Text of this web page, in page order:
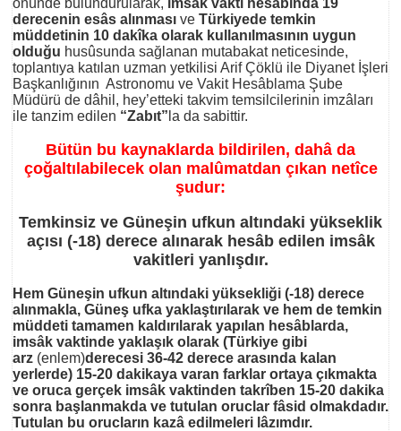
önünde bulundurularak, imsâk vakti hesâbında 19
derecenin esâs alınması ve Türkiyede temkin
müddetinin 10 dakîka olarak kullanılmasının uygun
olduğu husûsunda sağlanan mutabakat neticesinde,
toplantıya katılan uzman yetkilisi Arif Çöklü ile Diyanet İşleri
Başkanlığının Astronomu ve Vakit Hesâblama Şube
Müdürü de dâhil, hey’etteki takvim temsilcilerinin imzâları
ile tanzim edilen “Zabıt” la da sabittir.
Bütün bu kaynaklarda bildirilen, dahâ da
çoğaltılabilecek olan malûmatdan çıkan netîce
şudur:
Temkinsiz ve Güneşin ufkun altındaki yükseklik
açısı (-18) derece alınarak hesâb edilen imsâk
vakitleri yanlışdır.
Hem Güneşin ufkun altındaki yüksekliği (-18) derece
alınmakla, Güneş ufka yaklaştırılarak ve hem de temkin
müddeti tamamen kaldırılarak yapılan hesâblarda,
imsâk vaktinde yaklaşık olarak (Türkiye gibi
arz (enlem)derecesi 36-42 derece arasında kalan
yerlerde) 15-20 dakikaya varan farklar ortaya çıkmakta
ve oruca gerçek imsâk vaktinden takrîben 15-20 dakika
sonra başlanmakda ve tutulan oruclar fâsid olmakdadır.
Tutulan bu orucların kazâ edilmeleri lâzımdır.